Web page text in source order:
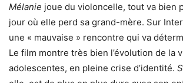
Mélanie joue du violoncelle, tout va bien
jour où elle perd sa grand-mère. Sur
une « mauvaise » rencontre qui va
Le film montre très bien l’évolution de la
adolescentes, en pleine crise d’identité.